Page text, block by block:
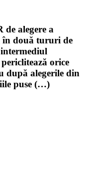
alegere a
două tururi de
orice
după alegerile din
puse (…)